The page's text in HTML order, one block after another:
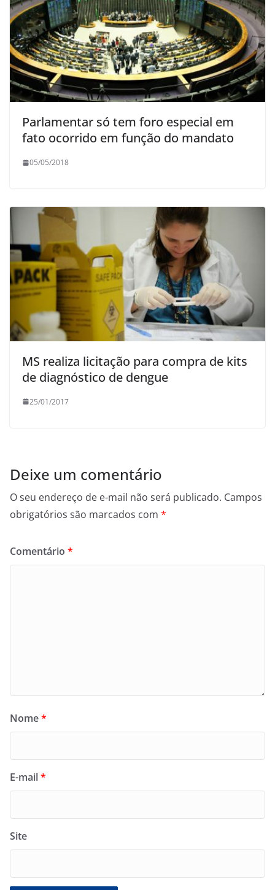
Parlamentar só tem foro especial em
fato ocorrido em função do mandato
05/05/2018
MS realiza licitação para compra de kits
de diagnóstico de dengue
25/01/2017
Deixe um comentário
O seu endereço de e-mail não será publicado. Campos
obrigatórios são marcados com *
Comentário *
Nome*
E-mail*
Site